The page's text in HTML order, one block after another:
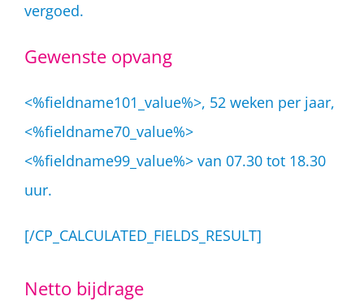
vergoed.
Gewenste opvang
<%fieldname101_value%>, 52 weken per jaar,
<%fieldname70_value%>
<%fieldname99_value%> van 07.30 tot 18.30
uur.
[/CP_CALCULATED_FIELDS_RESULT]
Netto bijdrage